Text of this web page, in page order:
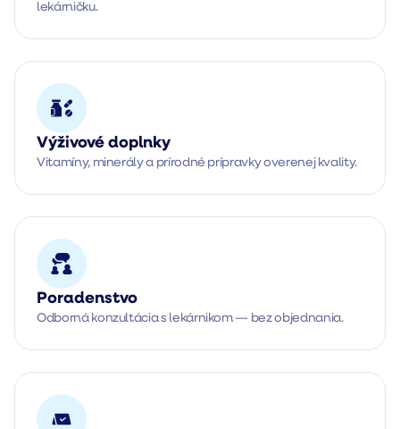
lekárničku.
Výživové doplnky
Vitamíny, minerály a prírodné prípravky overenej kvality.
Poradenstvo
Odborná konzultácia s lekárnikom — bez objednania.